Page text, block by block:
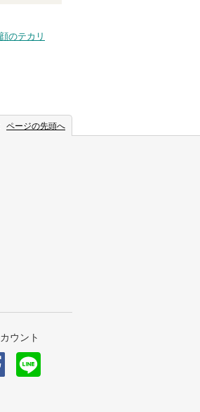
顔のテカリ
ページの先頭へ
ウント